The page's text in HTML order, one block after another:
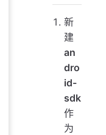
新
建
an
dro
id-
sdk
作
为